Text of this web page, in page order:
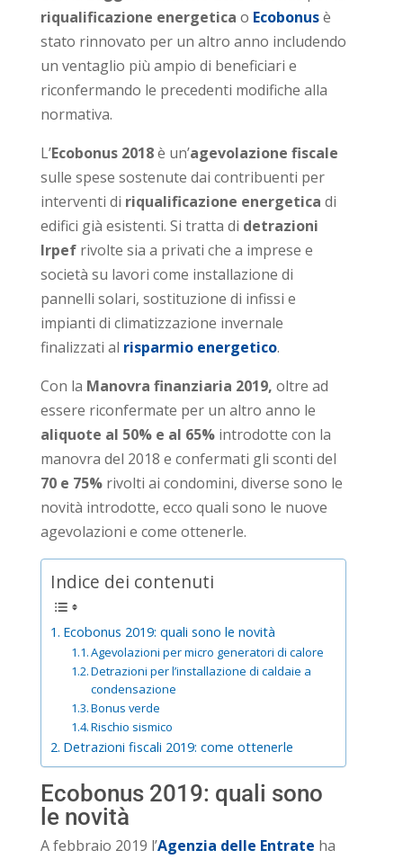
riqualificazione energetica o Ecobonusè
stato rinnovato per un altro anno includendo
un ventaglio più ampio di beneficiari e
riconfermando le precedenti modifiche alla
normativa.
L’Ecobonus 2018è un’agevolazione fiscale
sulle spese sostenute dai contribuenti per
interventi di riqualificazione energetica di
edifici già esistenti. Si tratta di detrazioni
Irpef rivolte sia a privati che a imprese e
società su lavori come installazione di
pannelli solari, sostituzione di infissi e
impianti di climatizzazione invernale
finalizzati al risparmio energetico.
Con la Manovra finanziaria 2019, oltre ad
essere riconfermate per un altro anno le
aliquote al 50% e al 65%introdotte con la
manovra del 2018 e confermati gli sconti del
70 e 75%rivolti ai condomini, diverse sono le
novità introdotte, ecco quali sono le nuove
agevolazioni e come ottenerle.
Indice dei contenuti
Ecobonus 2019: quali sono le novità
Agevolazioni per micro generatori di calore
Detrazioni per l’installazione di caldaie a
condensazione
Bonus verde
Rischio sismico
Detrazioni fiscali 2019: come ottenerle
Ecobonus 2019: quali sono
le novità
A febbraio 2019 l’Agenzia delle Entrate ha